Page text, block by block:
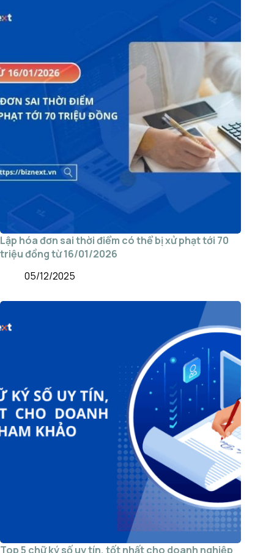
Lập hóa đơn sai thời điểm có thể bị xử phạt tới 70
triệu đồng từ 16/01/2026
05/12/2025
Top 5 chữ ký số uy tín, tốt nhất cho doanh nghiệp